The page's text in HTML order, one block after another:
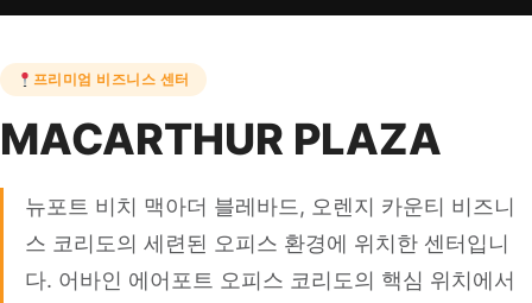
프리미엄 비즈니스 센터
MACARTHUR PLAZA
뉴포트 비치 맥아더 블레바드, 오렌지 카운티 비즈니
스 코리도의 세련된 오피스 환경에 위치한 센터입니
다. 어바인 에어포트 오피스 코리도의 핵심 위치에서